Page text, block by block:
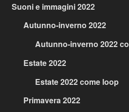
Suoni e immagini 2022
Autunno-inverno 2022
Autunno-inverno 2022
Estate 2022
Estate 2022 come loop
Primavera 2022